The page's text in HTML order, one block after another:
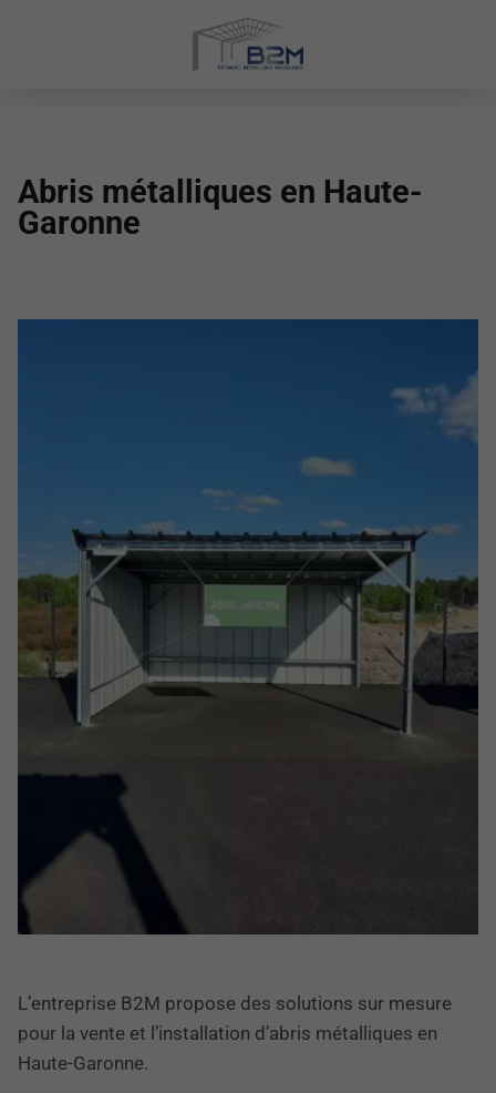
Abris métalliques en Haute-
Garonne
L’entreprise B2M propose des solutions sur mesure
pour la vente et l’installation d’abris métalliques en
Haute-Garonne.